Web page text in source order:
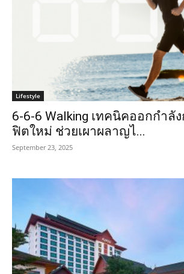
Lifestyle
6-6-6 Walking เทคนิคออกกำลั
ฟิตใหม่ ช่วยเผาผลาญไ...
September 23, 2025